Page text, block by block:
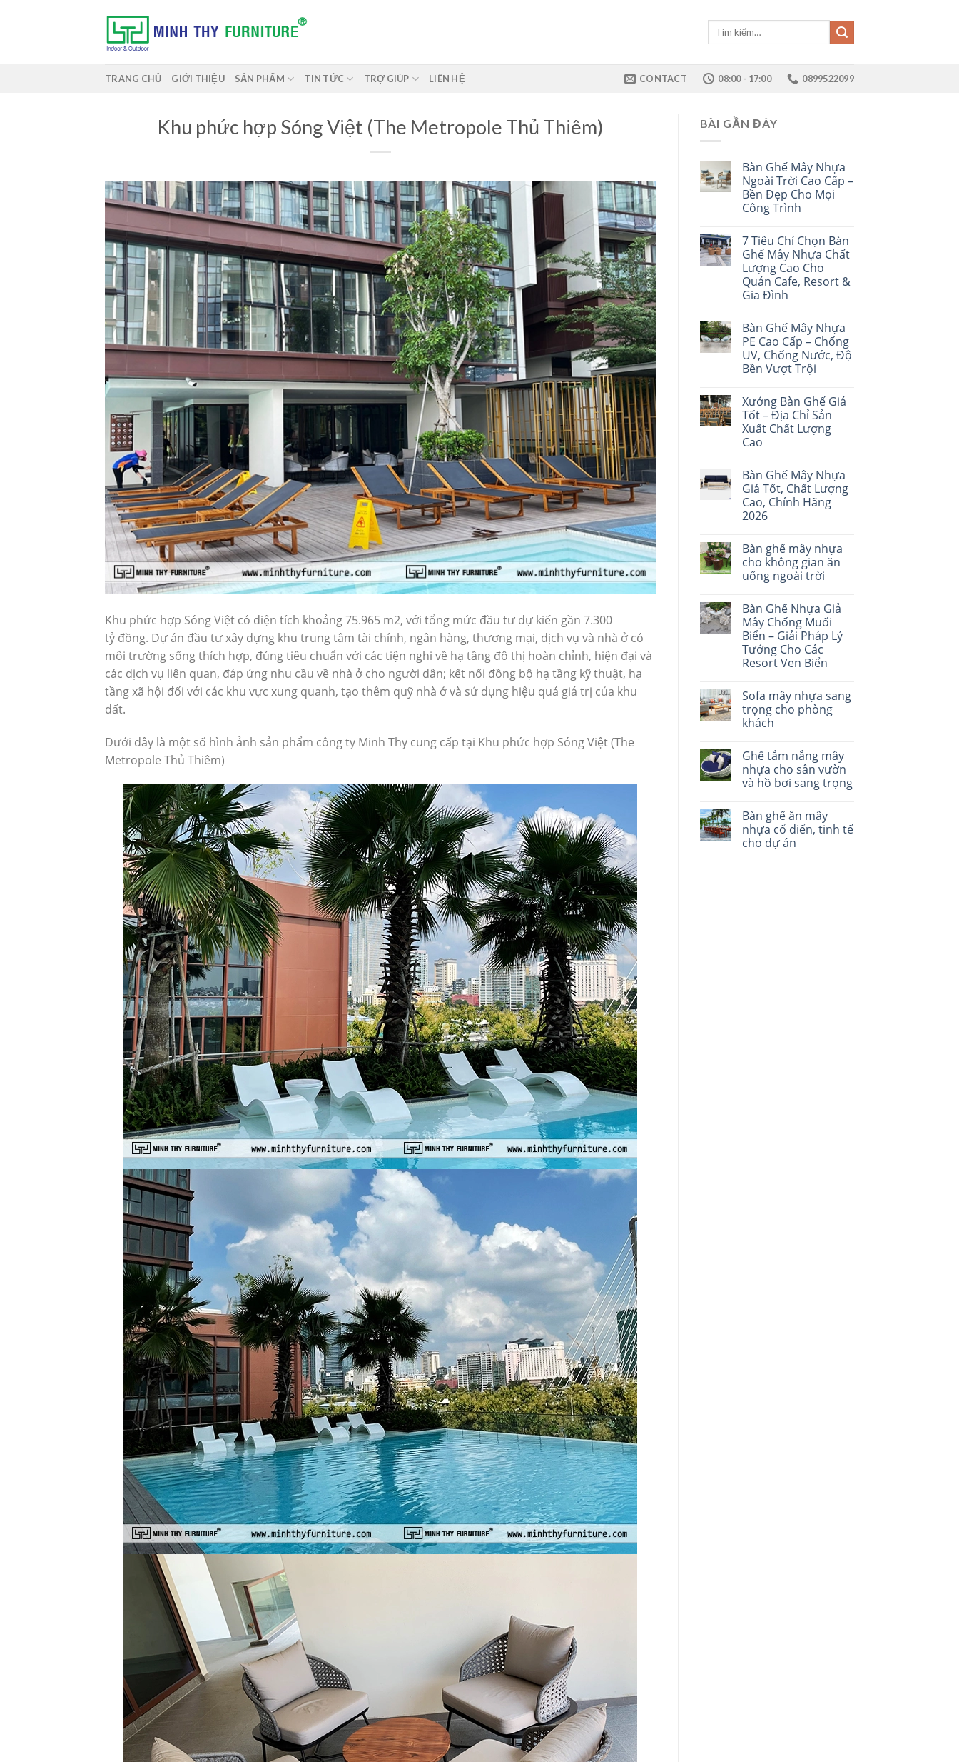
Tìm
TRANG CHỦ GIỚI THIỆU SẢN PHẨM TIN TỨC TRỢ GIÚP LIÊN HỆ CONTACT 08:00 - 17:00 0899522099
Khu phức hợp Sóng Việt (The Metropole Thủ Thiêm)
Khu phức hợp Sóng Việt có diện tích khoảng 75.965 m2, với tổng mức đầu tư dự kiến gần 7.300
tỷ đồng. Dự án đầu tư xây dựng khu trung tâm tài chính, ngân hàng, thương mại, dịch vụ và nhà ở có
môi trường sống thích hợp, đúng tiêu chuẩn với các tiện nghi về hạ tầng đô thị hoàn chỉnh, hiện đại và
các dịch vụ liên quan, đáp ứng nhu cầu về nhà ở cho người dân; kết nối đồng bộ hạ tầng kỹ thuật, hạ
tầng xã hội đối với các khu vực xung quanh, tạo thêm quỹ nhà ở và sử dụng hiệu quả giá trị của khu
đất.
Dưới dây là một số hình ảnh sản phẩm công ty Minh Thy cung cấp tại Khu phức hợp Sóng Việt (The
Metropole Thủ Thiêm)
BÀI GẦN ĐÂY
Bàn Ghế Mây Nhựa
Ngoài Trời Cao Cấp –
Bền Đẹp Cho Mọi
Công Trình
7 Tiêu Chí Chọn Bàn
Ghế Mây Nhựa Chất
Lượng Cao Cho
Quán Cafe, Resort &
Gia Đình
Bàn Ghế Mây Nhựa
PE Cao Cấp – Chống
UV, Chống Nước, Độ
Bền Vượt Trội
Xưởng Bàn Ghế Giá
Tốt – Địa Chỉ Sản
Xuất Chất Lượng
Cao
Bàn Ghế Mây Nhựa
Giá Tốt, Chất Lượng
Cao, Chính Hãng
2026
Bàn ghế mây nhựa
cho không gian ăn
uống ngoài trời
Bàn Ghế Nhựa Giả
Mây Chống Muối
Biển – Giải Pháp Lý
Tưởng Cho Các
Resort Ven Biển
Sofa mây nhựa sang
trọng cho phòng
khách
Ghế tắm nắng mây
nhựa cho sân vườn
và hồ bơi sang trọng
Bàn ghế ăn mây
nhựa cổ điển, tinh tế
cho dự án